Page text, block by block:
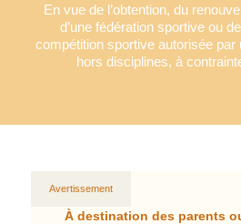
En vue de l’obtention, du
d’une fédération sportive ou
compétition sportive autorisée par
hors disciplines, à
Avertissement
À destination des parents